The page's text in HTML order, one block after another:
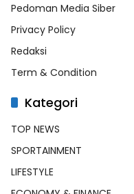
Pedoman Media Siber
Privacy Policy
Redaksi
Term & Condition
Kategori
TOP NEWS
SPORTAINMENT
LIFESTYLE